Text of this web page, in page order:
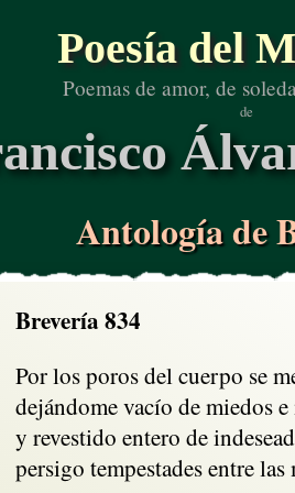
Poesía del
Poemas de amor, de
de
Antología de
Brevería 834
Por los poros del cuerpo se
dejándome vacío de miedos
y revestido entero de
persigo tempestades entre